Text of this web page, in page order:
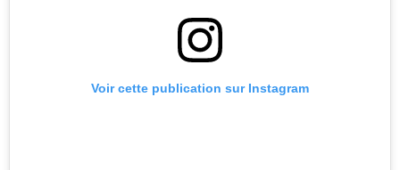
Voir cette publication sur Instagram